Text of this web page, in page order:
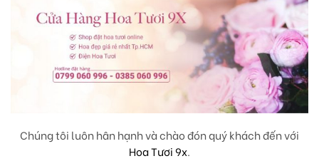
Chúng tôi luôn hân hạnh và chào đón quý khách đến với
Hoa Tươi 9x.